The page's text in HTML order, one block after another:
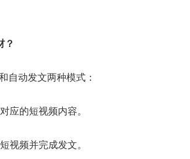
？
自动发文两种模式：
应的短视频内容。
视频并完成发文。